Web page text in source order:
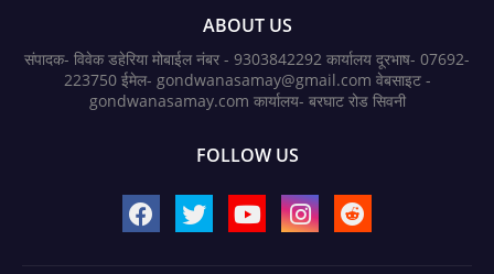
ABOUT US
संपादक- विवेक डहेरिया मोबाईल नंबर - 9303842292 कार्यालय दूरभाष- 07692-
223750 ईमेल- gondwanasamay@gmail.com वेबसाइट -
gondwanasamay.com कार्यालय- बरघाट रोड सिवनी
FOLLOW US